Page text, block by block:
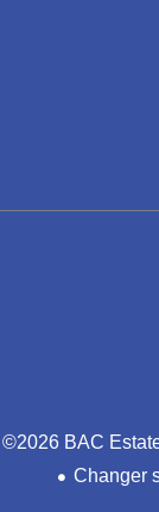
©2026 BAC
Changer